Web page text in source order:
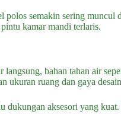
semakin sering
kamar mandi terlaris.
bahan tahan air
ukuran ruang dan gaya
aksesori yang